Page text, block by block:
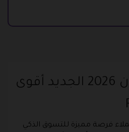
كود خصم ريبون 2026 الجديد أقوى
فرصة مميزة للتسوق الذكي